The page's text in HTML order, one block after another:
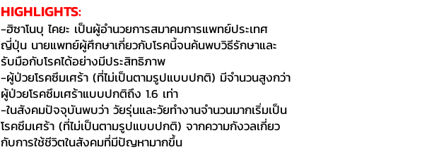
HIGHLIGHTS:​
-ฮิซาโนบุ ไคยะ เป็นผู้อำนวยการสมาคมการแพทย์ประเทศ
ญี่ปุ่น นายแพทย์ผู้ศึกษาเกี่ยวกับโรคนี้จนค้นพบวิธีรักษาและ
รับมือกับโรคได้อย่างมีประสิทธิภาพ
-ผู้ป่วยโรคซึมเศร้า (ที่ไม่เป็นตามรูปแบบปกติ) มีจำนวนสูงกว่า
ผู้ป่วยโรคซึมเศร้าแบบปกติถึง 1.6 เท่า
-ในสังคมปัจจุบันพบว่า วัยรุ่นและวัยทำงานจำนวนมากเริ่มเป็น
โรคซึมเศร้า (ที่ไม่เป็นตามรูปแบบปกติ) จากความกังวลเกี่ยว
กับการใช้ชีวิตในสังคมที่มีปัญหามากขึ้น